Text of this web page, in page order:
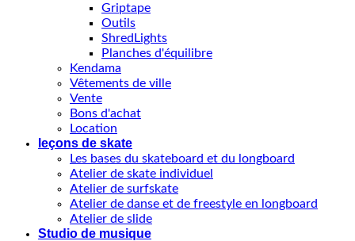
Griptape
Outils
ShredLights
Planches d'équilibre
Kendama
Vêtements de ville
Vente
Bons d'achat
Location
leçons de skate
Les bases du skateboard et du longboard
Atelier de skate individuel
Atelier de surfskate
Atelier de danse et de freestyle en longboard
Atelier de slide
Studio de musique